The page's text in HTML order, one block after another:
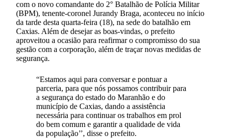
com o novo comandante do 2° Batalhão de Polícia Militar
(BPM), tenente-coronel Jurandy Braga, aconteceu no início
da tarde desta quarta-feira (18), na sede do batalhão em
Caxias. Além de desejar as boas-vindas, o prefeito
aproveitou a ocasião para reafirmar o compromisso do sua
gestão com a corporação, além de traçar novas medidas de
segurança.
“Estamos aqui para conversar e pontuar a
parceria, para que nós possamos contribuir para
a segurança do estado do Maranhão e do
município de Caxias, dando a assistência
necessária para continuar os trabalhos em prol
do bem comum e garantir a qualidade de vida
da população’’, disse o prefeito.